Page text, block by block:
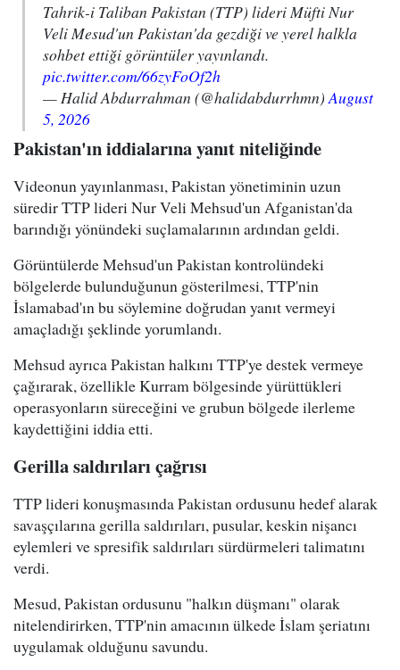
Tahrik-i Taliban Pakistan (TTP) lideri Müfti Nur
Veli Mesud'un Pakistan'da gezdiği ve yerel halkla
sohbet ettiği görüntüler yayınlandı.
pic.twitter.com/66zyFoOf2h
— Halid Abdurrahman (@halidabdurrhmn)August
5, 2026
Pakistan'ın iddialarına yanıt niteliğinde
Videonun yayınlanması, Pakistan yönetiminin uzun
süredir TTP lideri Nur Veli Mehsud'un Afganistan'da
barındığı yönündeki suçlamalarının ardından geldi.
Görüntülerde Mehsud'un Pakistan kontrolündeki
bölgelerde bulunduğunun gösterilmesi, TTP'nin
İslamabad'ın bu söylemine doğrudan yanıt vermeyi
amaçladığı şeklinde yorumlandı.
Mehsud ayrıca Pakistan halkını TTP'ye destek vermeye
çağırarak, özellikle Kurram bölgesinde yürüttükleri
operasyonların süreceğini ve grubun bölgede ilerleme
kaydettiğini iddia etti.
Gerilla saldırıları çağrısı
TTP lideri konuşmasında Pakistan ordusunu hedef alarak
savaşçılarına gerilla saldırıları, pusular, keskin nişancı
eylemleri ve spresifik saldırıları sürdürmeleri talimatını
verdi.
Mesud, Pakistan ordusunu "halkın düşmanı" olarak
nitelendirirken, TTP'nin amacının ülkede İslam şeriatını
uygulamak olduğunu savundu.